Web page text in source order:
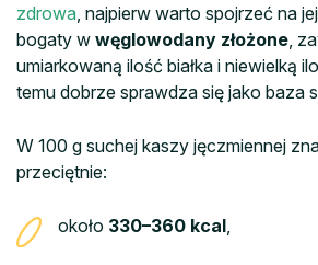
zdrowa, najpierw warto spojrzeć na
bogaty w węglowodany złożone,
umiarkowaną ilość białka i niewielką
temu dobrze sprawdza się jako baza
W 100 g suchej kaszy jęczmiennej
przeciętnie:
około 330–360 kcal,